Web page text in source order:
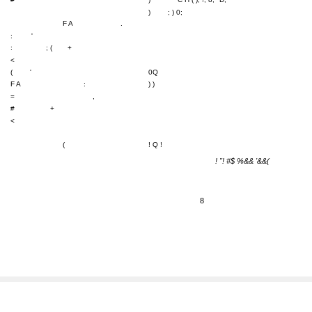
)
; ) 0;
F A
.
:
'
:
; (
+
<
(
'
0Q
F A
:
) )
=
#
+
<
( ! Q !
! "! #$ %&& '&&(
8